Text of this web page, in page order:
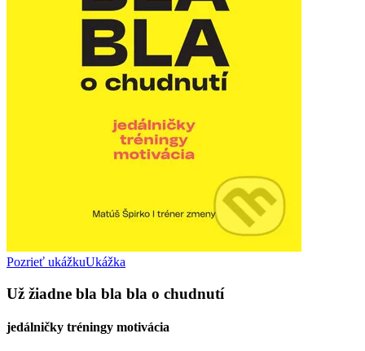
Pozrieť ukážkuUkážka
Už žiadne bla bla bla o chudnutí
jedálničky tréningy motivácia